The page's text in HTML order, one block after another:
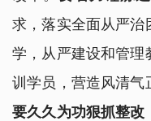
求，落实全面从严治
学，从严建设和管理
训学员，营造风清气
要久久为功狠抓整改